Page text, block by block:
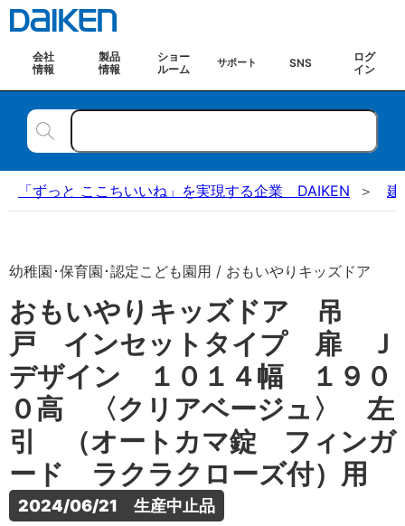
会社
情報
製品
情報
ショー
ルーム
サポート SNS
ログ
イン
「ずっと ここちいいね」を実現する企業 DAIKEN 建
幼稚園･保育園･認定こども園用 / おもいやりキッズドア
おもいやりキッズドア 吊
戸 インセットタイプ 扉 Ｊ
デザイン １０１４幅 １９０
０高 〈クリアベージュ〉 左
引 （オートカマ錠 フィンガ
ード ラクラクローズ付）用
2024/06/21　生産中止品